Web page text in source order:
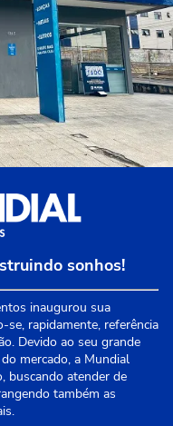
sonhos!
inaugurou sua
se, rapidamente, referência
Devido ao seu grande
mercado, a Mundial
buscando atender de
também as